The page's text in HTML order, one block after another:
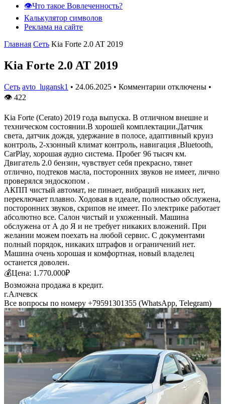
👁️Что такое Вовлеченность?
Калькулятор символов
Реклама на сайте
Главная Сеть Kia Forte 2.0 AT 2019
Kia Forte 2.0 AT 2019
Сеть avto_lugansk1 • 24.06.2025 • Комментарии отключены •
👁 422
Kia Forte (Cerato) 2019 года выпуска. В отличном внешне и
техническом состоянии.В хорошей комплектации.Датчик
света, датчик дождя, удержание в полосе, адаптивный круиз
контроль, 2-хзонный климат контроль, навигация ,Bluetooth,
CarPlay, хорошая аудио система. Пробег 96 тысяч км.
Двигатель 2.0 бензин, чувствует себя прекрасно, тянет
отлично, подтеков масла, посторонних звуков не имеет, лично
проверялся эндоскопом .
АКПП чистый автомат, не пинает, вибраций никаких нет,
переключает плавно. Ходовая в идеале, полностью обслужена,
посторонних звуков, скрипов не имеет. По электрике работает
абсолютно все. Салон чистый и ухоженный. Машина
обслужена от А до Я и не требует никаких вложений. При
желании можем поехать на любой сервис. С документами
полный порядок, никаких штрафов и ограничений нет.
Машина очень хорошая и комфортная, новый владелец
останется доволен.
💰Цена: 1.770.000₽
Возможна продажа в кредит.
г.Алчевск
Все вопросы по номеру +79591301355 (WhatsApp, Telegram)